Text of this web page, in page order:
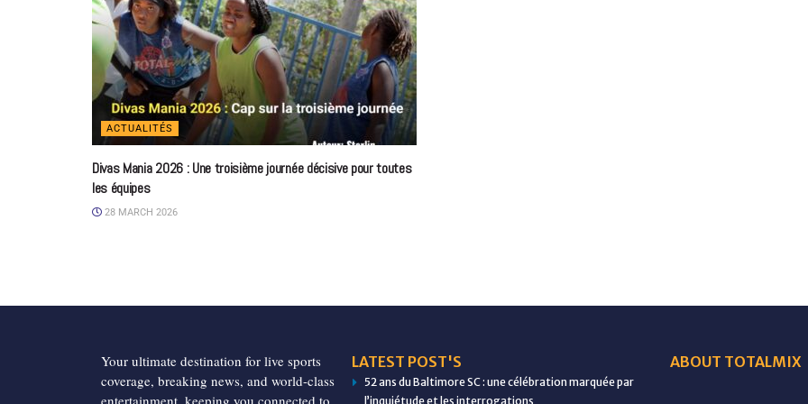
ACTUALITÉS
Divas Mania 2026 : Une troisième journée décisive pour toutes
les équipes
28 MARCH 2026
Your ultimate destination for live sports
coverage, breaking news, and world-class
LATEST POST'S
52 ans du Baltimore SC : une célébration marquée par
l’inquiétude et les interrogations
ABOUT TOTALMIX